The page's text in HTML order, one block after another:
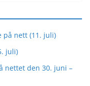
på nett (11. juli)
juli)
nettet den 30. juni –